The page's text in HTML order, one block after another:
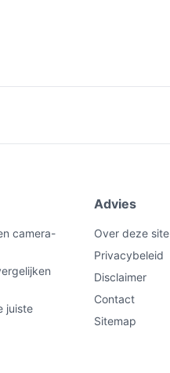
camera-
juiste
Advies
Over deze site
Privacybeleid
Disclaimer
Contact
Sitemap